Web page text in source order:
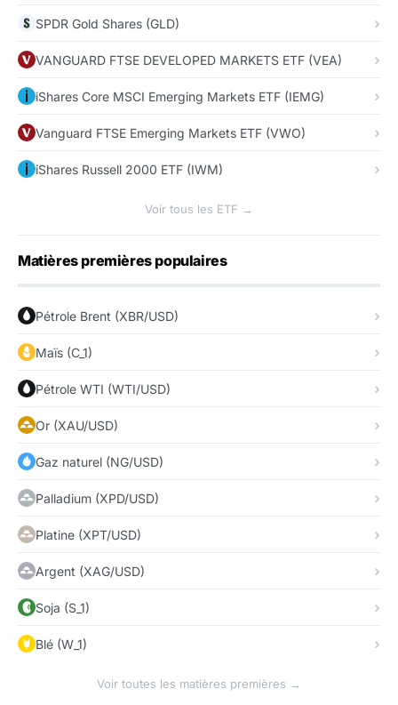
SPDR Gold Shares (GLD)
VANGUARD FTSE DEVELOPED MARKETS ETF (VEA)
iShares Core MSCI Emerging Markets ETF (IEMG)
Vanguard FTSE Emerging Markets ETF (VWO)
iShares Russell 2000 ETF (IWM)
Voir tous les ETF →
Matières premières populaires
Pétrole Brent (XBR/USD)
Maïs (C_1)
Pétrole WTI (WTI/USD)
Or (XAU/USD)
Gaz naturel (NG/USD)
Palladium (XPD/USD)
Platine (XPT/USD)
Argent (XAG/USD)
Soja (S_1)
Blé (W_1)
Voir toutes les matières premières →